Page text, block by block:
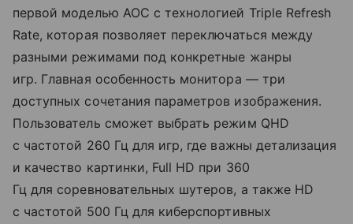
первой моделью AOC с технологией Triple Refresh
Rate, которая позволяет переключаться между
разными режимами под конкретные жанры
игр. Главная особенность монитора — три
доступных сочетания параметров изображения.
Пользователь сможет выбрать режим QHD
с частотой 260 Гц для игр, где важны детализация
и качество картинки, Full HD при 360
Гц для соревновательных шутеров, а также HD
с частотой 500 Гц для киберспортивных